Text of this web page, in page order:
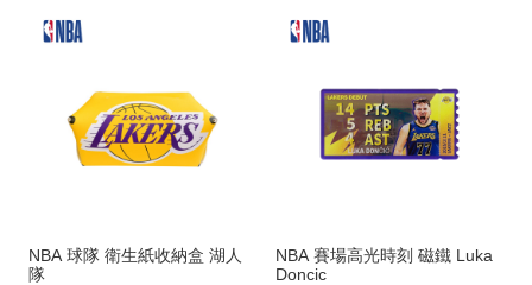
NBA 球隊 衛生紙收納盒 湖人
隊
NBA 賽場高光時刻 磁鐵 Luka
Doncic